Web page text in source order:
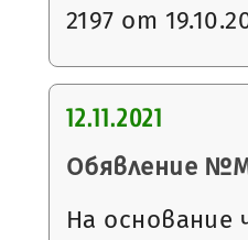
2197 от
12.11.2021
Обявление №М-
На основание